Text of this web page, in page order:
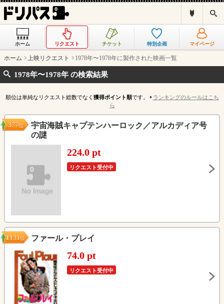
ス
ホーム リクエスト チケット 特別企画 マイページ
ホーム 上映リクエスト 1978年〜1978年に製作された映画一覧
1978年〜1978年 の検索結果
順位は単純なリクエスト総数でなく 獲得ポイント順です。
ランキングのルールはこち
ら
宇宙海賊キャプテンハーロック／アルカディア号
の謎
377位
224.0 pt
リクエスト受付中
ファール・プレイ
1131位
74.0 pt
リクエスト受付中